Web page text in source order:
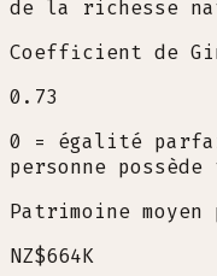
de la richesse
Coefficient de
0.73
0 = égalité
personne
Patrimoine
NZ$664K